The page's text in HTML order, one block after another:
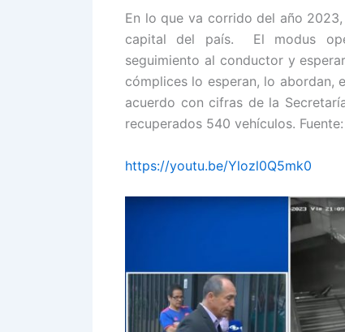
En lo que va corrido del año
capital del país. El modus
seguimiento al conductor y
cómplices lo esperan, lo abordan,
acuerdo con cifras de la
recuperados 540 vehículos.
https://youtu.be/Ylozl0Q5mk0